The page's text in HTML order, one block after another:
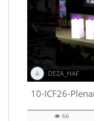
DEZA_HAF
02:25:22 duration
66